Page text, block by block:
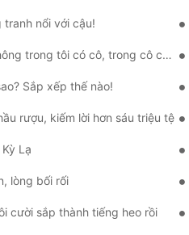
tranh nổi với cậu!
trong tôi có cô, trong cô có tôi?
Sắp xếp thế nào!
rượu, kiếm lời hơn sáu triệu tệ
Lạ
lòng bối rối
cười sắp thành tiếng heo rồi